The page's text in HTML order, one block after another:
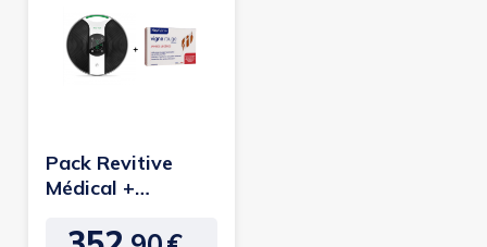
Pack Revitive
Médical +
alimentaire
Prix